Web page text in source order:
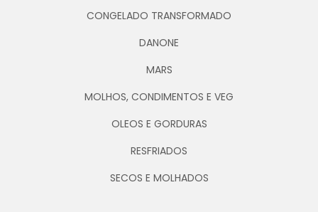
CONGELADO TRANSFORMADO
DANONE
MARS
MOLHOS, CONDIMENTOS E VEG
OLEOS E GORDURAS
RESFRIADOS
SECOS E MOLHADOS